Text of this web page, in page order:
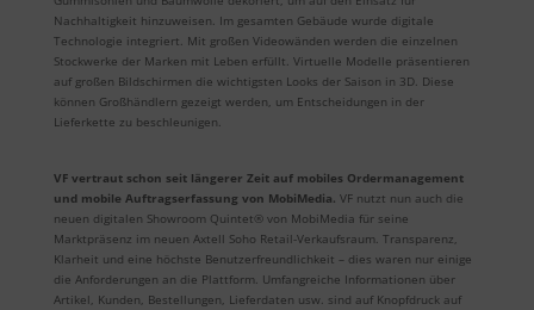
Nachhaltigkeit hinzuweisen. Im gesamten Gebäude wurde digitale
Technologie integriert. Mit großen Videowänden werden die einzelnen
Stockwerke der Marken mit Leben erfüllt. Virtuelle Modelle präsentieren
auf großen Bildschirmen die wichtigsten Looks der Saison in 3D. Diese
können Großhändlern gezeigt werden, um Entscheidungen in der
Lieferkette zu beschleunigen.
VF vertraut schon seit längerer Zeit auf mobiles Ordermanagement
und mobile Auftragserfassung von MobiMedia. VF nutzt nun auch die
neuen digitalen Showroom Quintet® von MobiMedia für seine
Marktpräsenz im neuen Axtell Soho Retail-Verkaufsraum. Transparenz,
Klarheit und eine höchste Benutzerfreundlichkeit – dies waren nur einige
die Anforderungen an die Plattform. Umfangreiche Informationen über
Artikel, Kunden, Bestellungen, Lieferdaten usw. sind auf Knopfdruck auf